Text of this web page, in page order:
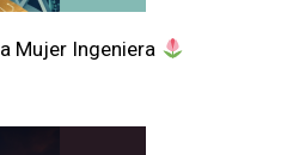
Mujer Ingeniera